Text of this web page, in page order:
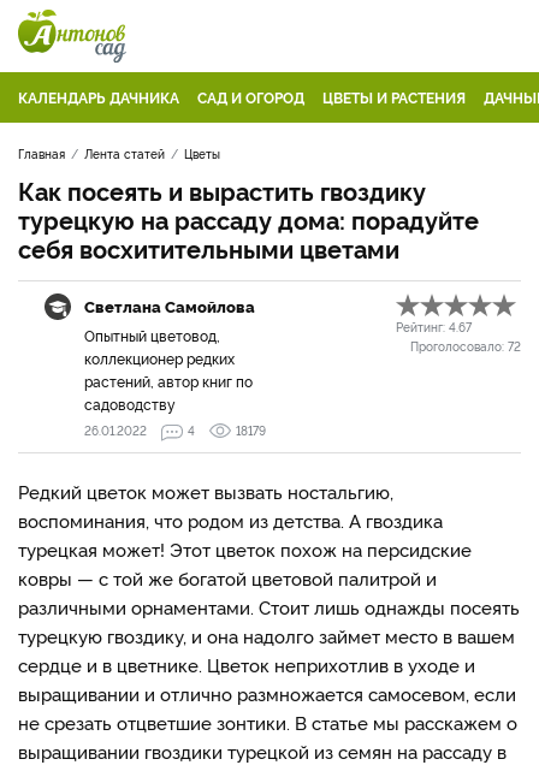
КАЛЕНДАРЬ ДАЧНИКА САД И ОГОРОД ЦВЕТЫ И РАСТЕНИЯ
Главная Лента статей Цветы
Как посеять и вырастить гвоздику
турецкую на рассаду дома: порадуйте
себя восхитительными цветами
Светлана Самойлова
Опытный цветовод,
коллекционер редких
растений, автор книг по
садоводству
Рейтинг: 4.67
Проголосовало: 72
26.01.2022 4 18179
Редкий цветок может вызвать ностальгию,
воспоминания, что родом из детства. А гвоздика
турецкая может! Этот цветок похож на персидские
ковры — с той же богатой цветовой палитрой и
различными орнаментами. Стоит лишь однажды посеять
турецкую гвоздику, и она надолго займет место в вашем
сердце и в цветнике. Цветок неприхотлив в уходе и
выращивании и отлично размножается самосевом, если
не срезать отцветшие зонтики. В статье мы расскажем о
выращивании гвоздики турецкой из семян на рассаду в